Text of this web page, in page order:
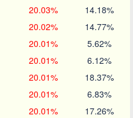
20.03% 14.18%
20.02% 14.77%
20.01% 5.62%
20.01% 6.12%
20.01% 18.37%
20.01% 6.83%
20.01% 17.26%